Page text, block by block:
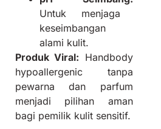
Untuk menjaga
keseimbangan
alami kulit.
Produk Viral: Handbody
hypoallergenic tanpa
pewarna dan parfum
menjadi pilihan aman
bagi pemilik kulit sensitif.